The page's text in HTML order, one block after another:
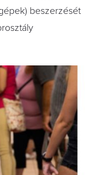
beszerzését